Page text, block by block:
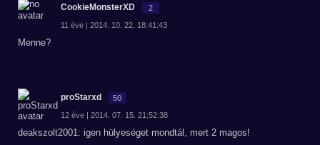
CookieMonsterXD 2
11 éve | 2014. 10. 22. 18:41:43
Menne?
proStarxd 50
12 éve | 2014. 07. 15. 21:52:38
deakszolt2001: igen hülyeséget mondtál, mert 2 magos!